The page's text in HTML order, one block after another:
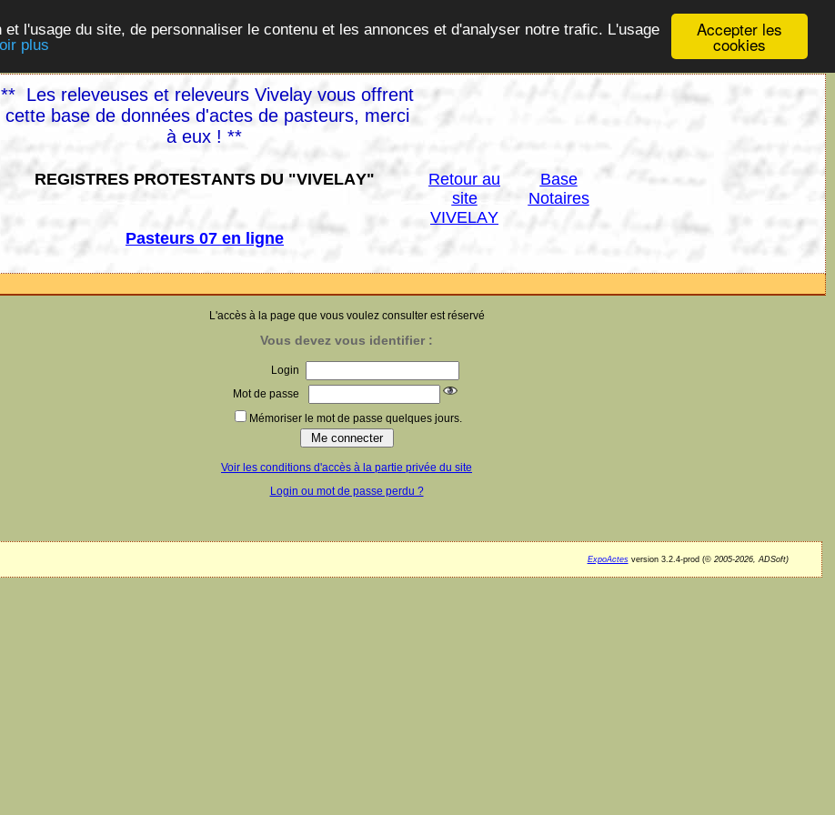
Accepter les
cookies
l'usage du site, de personnaliser le contenu et les annonces et d'analyser notre trafic. L'usage
plus
** Les releveuses et releveurs Vivelay vous offrent
cette base de données d'actes de pasteurs, merci
à eux ! **
REGISTRES PROTESTANTS DU "VIVELAY"
Retour au
site
VIVELAY
Base
Notaires
Pasteurs 07 en ligne
L'accès à la page que vous voulez consulter est réservé
Vous devez vous identifier :
Login
Mot de passe
Mémoriser le mot de passe quelques jours.
Voir les conditions d'accès à la partie privée du site
Login ou mot de passe perdu ?
ExpoActesversion 3.2.4-prod (©2005-2026, ADSoft)